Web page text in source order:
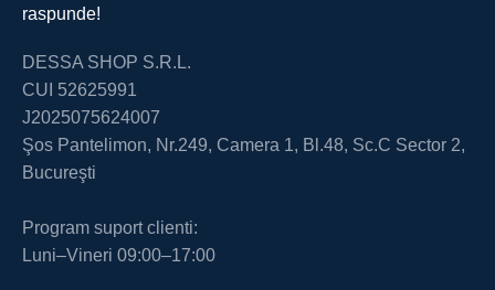
raspunde!
DESSA SHOP S.R.L.
CUI 52625991
J2025075624007
Şos Pantelimon, Nr.249, Camera 1, Bl.48, Sc.C Sector 2,
Bucureşti
Program suport clienti:
Luni–Vineri 09:00–17:00